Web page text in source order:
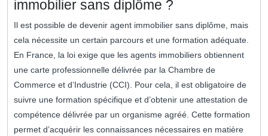
immobilier sans diplôme ?
Il est possible de devenir agent immobilier sans diplôme, mais
cela nécessite un certain parcours et une formation adéquate.
En France, la loi exige que les agents immobiliers obtiennent
une carte professionnelle délivrée par la Chambre de
Commerce et d’Industrie (CCI). Pour cela, il est obligatoire de
suivre une formation spécifique et d’obtenir une attestation de
compétence délivrée par un organisme agréé. Cette formation
permet d’acquérir les connaissances nécessaires en matière